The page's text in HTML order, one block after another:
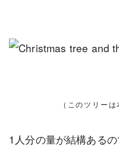
（このツリー
1人分の量が結構ある